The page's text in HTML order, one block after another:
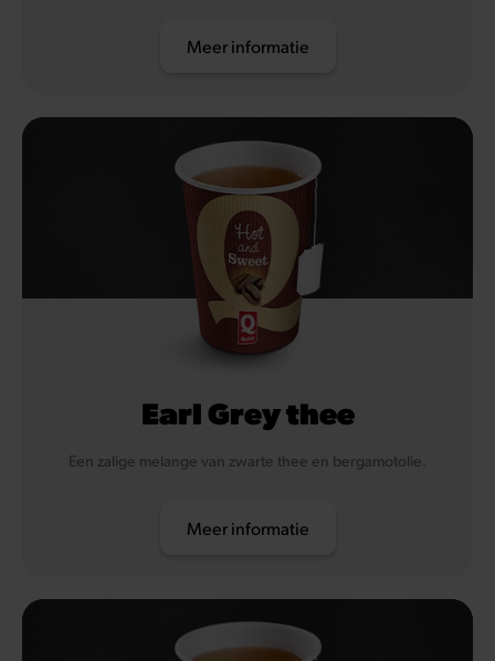
Meer informatie
Earl Grey thee
Een zalige melange van zwarte thee en bergamotolie.
Meer informatie